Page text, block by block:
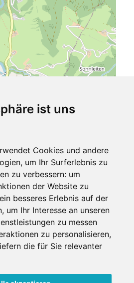
ist uns
Cookies und andere
um Ihr Surferlebnis zu
zu verbessern: um
der Website zu
besseres Erlebnis auf der
, um Ihr Interesse an unseren
zu messen
zu personalisieren,
die für Sie relevanter